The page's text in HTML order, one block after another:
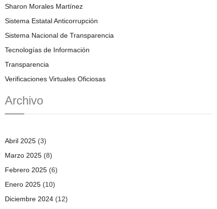
Sharon Morales Martínez
Sistema Estatal Anticorrupción
Sistema Nacional de Transparencia
Tecnologías de Información
Transparencia
Verificaciones Virtuales Oficiosas
Archivo
Abril 2025 (3)
Marzo 2025 (8)
Febrero 2025 (6)
Enero 2025 (10)
Diciembre 2024 (12)